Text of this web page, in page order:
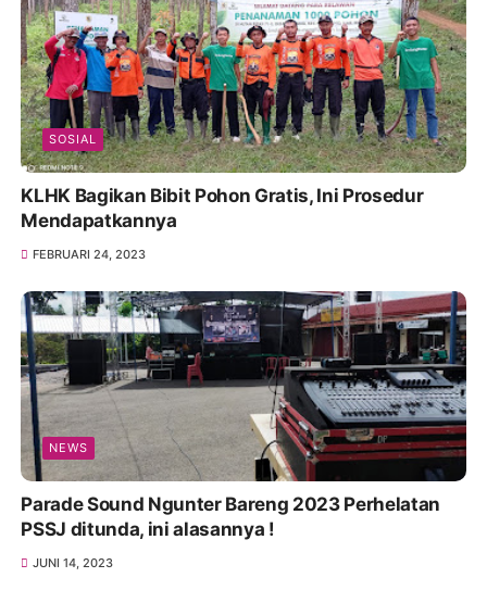
SOSIAL
KLHK Bagikan Bibit Pohon Gratis, Ini Prosedur
Mendapatkannya
FEBRUARI 24, 2023
NEWS
Parade Sound Ngunter Bareng 2023 Perhelatan
PSSJ ditunda, ini alasannya !
JUNI 14, 2023